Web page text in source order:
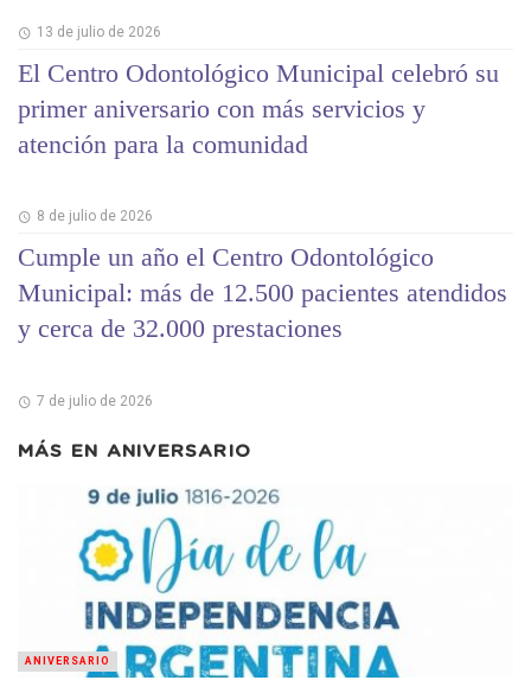
13 de julio de 2026
El Centro Odontológico Municipal celebró su
primer aniversario con más servicios y
atención para la comunidad
8 de julio de 2026
Cumple un año el Centro Odontológico
Municipal: más de 12.500 pacientes atendidos
y cerca de 32.000 prestaciones
7 de julio de 2026
MÁS EN ANIVERSARIO
ANIVERSARIO